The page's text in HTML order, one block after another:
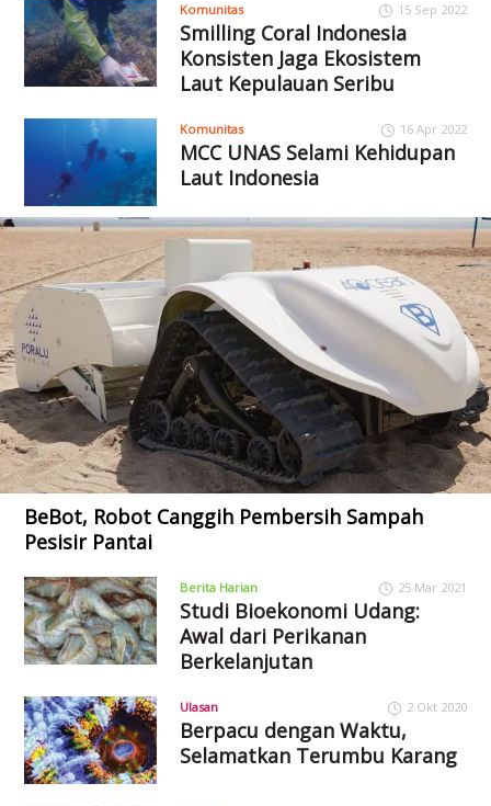
Komunitas 15 Sep 2022
Smilling Coral Indonesia
Konsisten Jaga Ekosistem
Laut Kepulauan Seribu
Komunitas 16 Apr 2022
MCC UNAS Selami Kehidupan
Laut Indonesia
BeBot, Robot Canggih Pembersih Sampah
Pesisir Pantai
Berita Harian 25 Mar 2021
Studi Bioekonomi Udang:
Awal dari Perikanan
Berkelanjutan
Ulasan 2 Okt 2020
Berpacu dengan Waktu,
Selamatkan Terumbu Karang